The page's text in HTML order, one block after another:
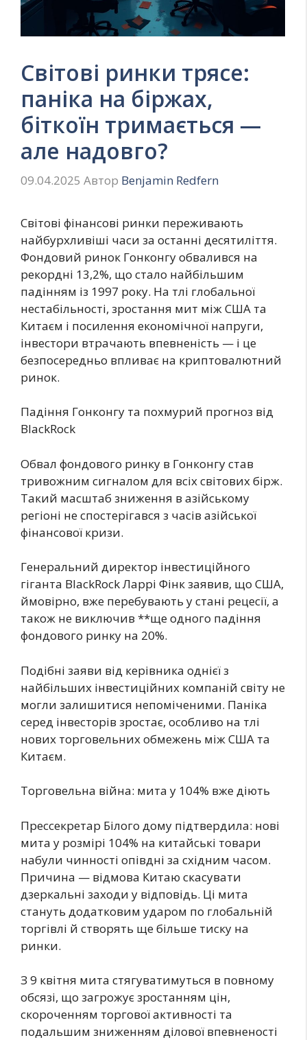
Світові ринки трясе:
паніка на біржах,
біткоїн тримається —
але надовго?
09.04.2025 Автор Benjamin Redfern
Світові фінансові ринки переживають
найбурхливіші часи за останні десятиліття.
Фондовий ринок Гонконгу обвалився на
рекордні 13,2%, що стало найбільшим
падінням із 1997 року. На тлі глобальної
нестабільності, зростання мит між США та
Китаєм і посилення економічної напруги,
інвестори втрачають впевненість — і це
безпосередньо впливає на криптовалютний
ринок.
Падіння Гонконгу та похмурий прогноз від
BlackRock
Обвал фондового ринку в Гонконгу став
тривожним сигналом для всіх світових бірж.
Такий масштаб зниження в азійському
регіоні не спостерігався з часів азійської
фінансової кризи.
Генеральний директор інвестиційного
гіганта BlackRock Ларрі Фінк заявив, що США,
ймовірно, вже перебувають у стані рецесії, а
також не виключив **ще одного падіння
фондового ринку на 20%.
Подібні заяви від керівника однієї з
найбільших інвестиційних компаній світу не
могли залишитися непоміченими. Паніка
серед інвесторів зростає, особливо на тлі
нових торговельних обмежень між США та
Китаєм.
Торговельна війна: мита у 104% вже діють
Прессекретар Білого дому підтвердила: нові
мита у розмірі 104% на китайські товари
набули чинності опівдні за східним часом.
Причина — відмова Китаю скасувати
дзеркальні заходи у відповідь. Ці мита
стануть додатковим ударом по глобальній
торгівлі й створять ще більше тиску на
ринки.
З 9 квітня мита стягуватимуться в повному
обсязі, що загрожує зростанням цін,
скороченням торгової активності та
подальшим зниженням ділової впевненості